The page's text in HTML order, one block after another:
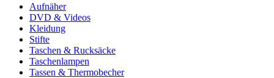
Aufnäher
DVD & Videos
Kleidung
Stifte
Taschen & Rucksäcke
Taschenlampen
Tassen & Thermobecher